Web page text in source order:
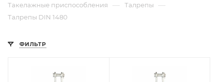
Такелажные приспособления — Талрепы —
Талрепы DIN 1480
ФИЛЬТР